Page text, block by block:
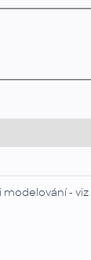
modelování - viz